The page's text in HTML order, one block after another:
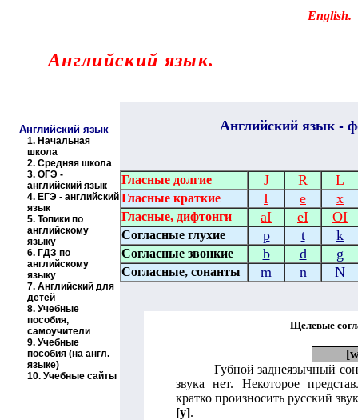
English.
Английский язык.
Английский язык
1. Начальная
школа
2. Средняя школа
3. ОГЭ -
английский язык
4. ЕГЭ - английский
язык
5. Топики по
английскому
языку
6. ГДЗ по
английскому
языку
7. Английский для
детей
8. Учебные
пособия,
самоучители
9. Учебные
пособия (на англ.
языке)
10. Учебные сайты
Английскийязык -
Гласные долгие J R L
Гласные краткие I e x
Гласные, дифтонги aI eI OI
Согласные глухие p t k
Согласные звонкие b d g
Согласные, сонанты m n N
Щелевые
[
Губной заднеязычный
звука нет. Некоторое
кратко произносить русский
[у].